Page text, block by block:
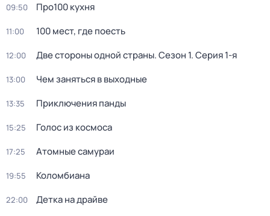
09:50 Пpo100 кухня
11:00 100 мест, где поесть
12:00 Две стороны одной страны. Сезон 1. Серия 1-я
13:00 Чем заняться в выходные
13:35 Приключения панды
15:25 Голос из космоса
17:25 Атомные самураи
19:55 Коломбиана
22:00 Детка на драйве